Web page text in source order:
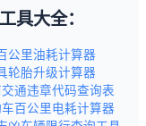
具大全：
公里油耗计算器
轮胎升级计算器
交通违章代码查询表
百公里电耗计算器